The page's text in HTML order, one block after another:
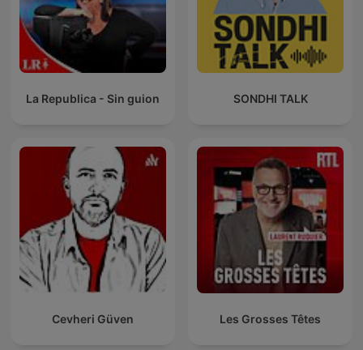
La Republica - Sin guion SONDHI TALK
Cevheri Güven Les Grosses Têtes